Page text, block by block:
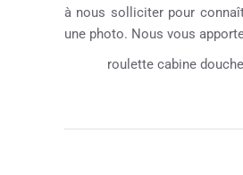
à nous solliciter pour
une photo. Nous vous
roulette cabine douche